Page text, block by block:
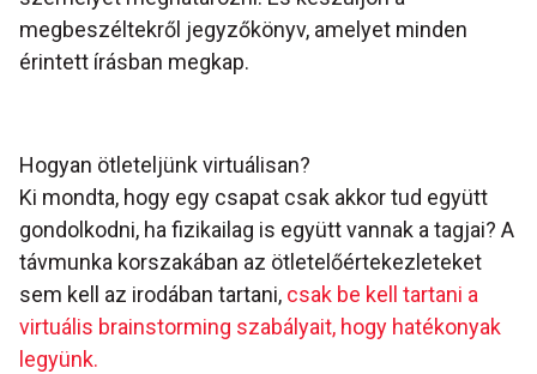
megbeszéltekről jegyzőkönyv, amelyet minden
érintett írásban megkap.
Hogyan ötleteljünk virtuálisan?
Ki mondta, hogy egy csapat csak akkor tud együtt
gondolkodni, ha fizikailag is együtt vannak a tagjai? A
távmunka korszakában az ötletelőértekezleteket
sem kell az irodában tartani, csak be kell tartani a
virtuális brainstorming szabályait, hogy hatékonyak
legyünk.